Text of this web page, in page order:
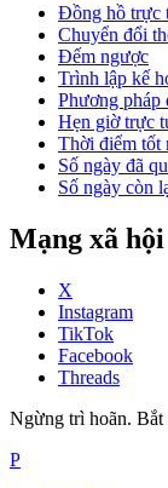
Đồng hồ trực
Chuyển đổi
Đếm ngược
Trình lập kế
Phương pháp
Hẹn giờ trực
Thời điểm tốt
Số ngày đã
Số ngày còn
Mạng xã hội
X
Instagram
TikTok
Facebook
Threads
Ngừng trì hoãn.
P